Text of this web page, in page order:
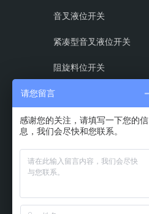
音叉液位开关
紧凑型音叉液位开关
阻旋料位开关
射频导纳料位开关
磁翻板液位计
浮球液位计
振动式物位开关
请您留言
感谢您的关注，请填写一下您的信
息，我们会尽快和您联系。